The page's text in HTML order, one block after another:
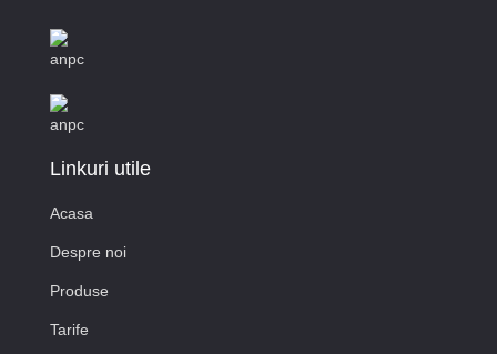
Linkuri utile
Acasa
Despre noi
Produse
Tarife